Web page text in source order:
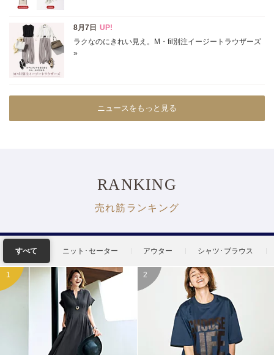
ニュースをもっと見る
RANKING
売れ筋ランキング
すべて ニット･セーター アウター シャツ･ブラウス